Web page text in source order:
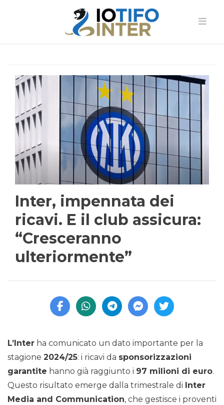
Inter, impennata dei
ricavi. E il club assicura:
“Cresceranno
ulteriormente”
L’Inter ha comunicato un dato importante per la
stagione 2024/25: i ricavi da sponsorizzazioni
garantite hanno già raggiunto i 97 milioni di euro.
Questo risultato emerge dalla trimestrale di Inter
Media and Communication, che gestisce i proventi